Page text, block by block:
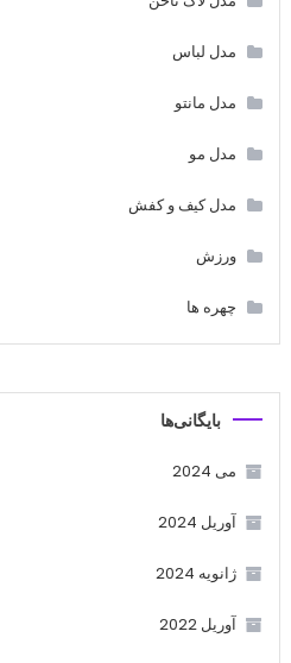
مدل لباس
مدل مانتو
مدل مو
مدل کیف و کفش
ورزش
چهره ها
بایگانی‌ها
می 2024
آوریل 2024
ژانویه 2024
آوریل 2022